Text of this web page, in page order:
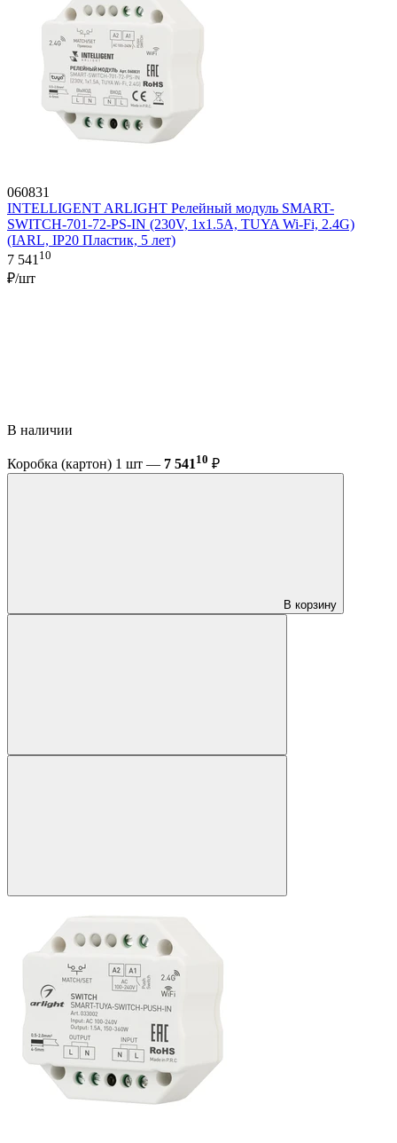
060831
INTELLIGENT ARLIGHT Релейный модуль SMART-
SWITCH-701-72-PS-IN (230V, 1x1.5A, TUYA Wi-Fi, 2.4G)
(IARL, IP20 Пластик, 5 лет)
7 541 10
₽/шт
В наличии
Коробка (картон) 1 шт — 7 54110 ₽
В корзину